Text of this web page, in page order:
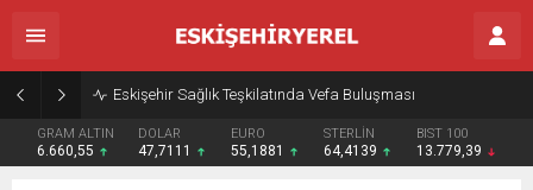
Eskişehir Sağlık Teşkilatında Vefa Buluşması
GRAM ALTIN
6.660,55
DOLAR
47,7111
EURO
55,1881
STERLİN
64,4139
BIST 100
13.779,39